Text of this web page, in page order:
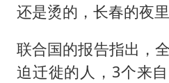
还是烫的，长春的夜
联合国的报告指出，
迫迁徙的人，3个来